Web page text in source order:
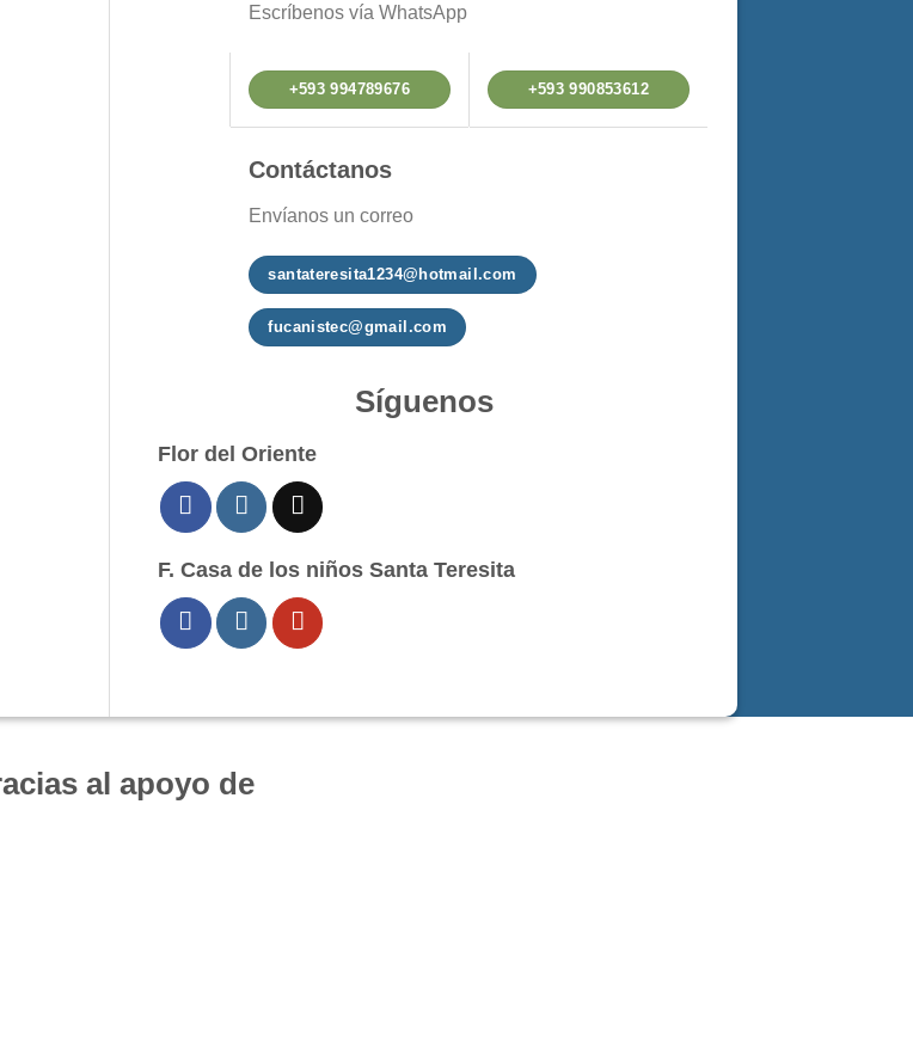
Escríbenos vía WhatsApp
+593 994789676 +593 990853612
Contáctanos
Envíanos un correo
santateresita1234@hotmail.com
fucanistec@gmail.com
Síguenos
Flor del Oriente
F. Casa de los niños Santa Teresita
al apoyo de